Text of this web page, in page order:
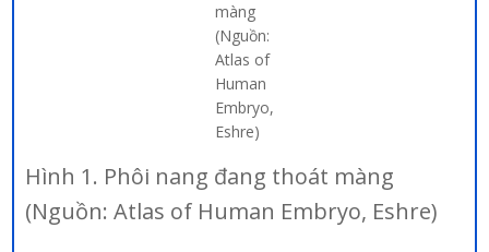
màng
(Nguồn:
Atlas of
Human
Embryo,
Eshre)
Hình 1. Phôi nang đang thoát màng
(Nguồn: Atlas of Human Embryo, Eshre)